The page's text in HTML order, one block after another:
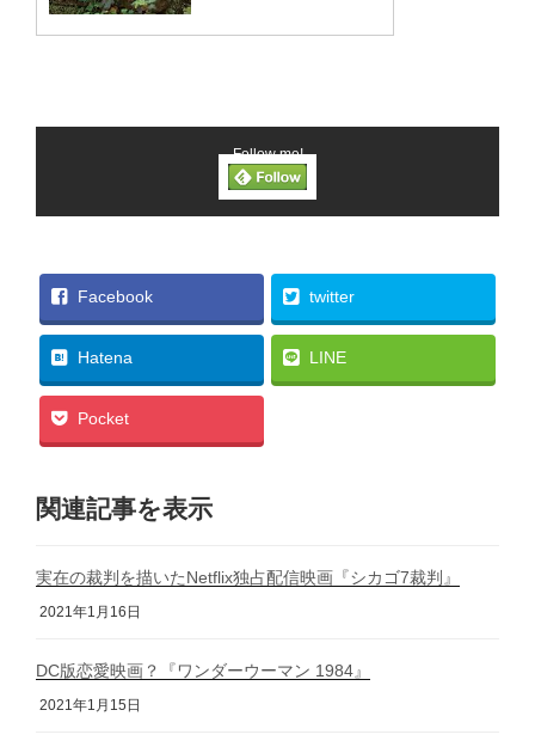
Follow me!
Facebook twitter
Hatena LINE
Pocket
関連記事を表示
実在の裁判を描いたNetflix独占配信映画『シカゴ7裁判』
2021年1月16日
DC版恋愛映画？『ワンダーウーマン 1984』
2021年1月15日